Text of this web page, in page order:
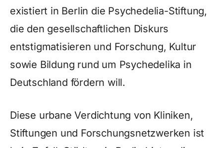
existiert in Berlin die Psychedelia-Stiftung,
die den gesellschaftlichen Diskurs
entstigmatisieren und Forschung, Kultur
sowie Bildung rund um Psychedelika in
Deutschland fördern will.
Diese urbane Verdichtung von Kliniken,
Stiftungen und Forschungsnetzwerken ist